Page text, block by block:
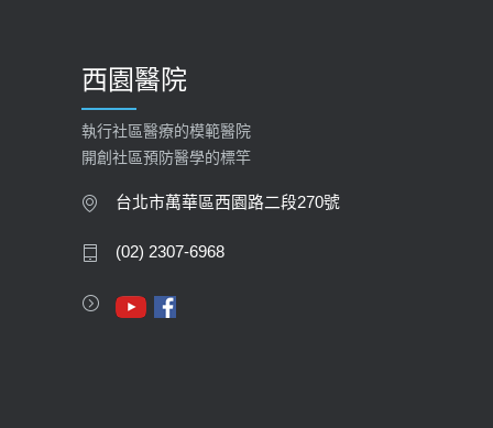
【快速肝癌篩檢MRI】新檢查服務
2026-02-06
大吃大喝、肥胖害到膽囊！膽結石、
膽息肉如何處理？
2023-09-27
西園醫院
執行社區醫療的模範醫院
開創社區預防醫學的標竿
台北市萬華區西園路二段270號
(02) 2307-6968